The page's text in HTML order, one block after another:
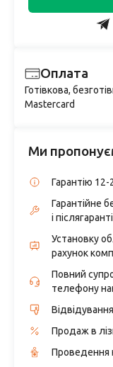
Оплата
Готівкова,
Mastercard
Ми
Гарантію 12-
Гарантійне
і
Установку
рахунок
Повний
телефону
Продаж в
Проведення